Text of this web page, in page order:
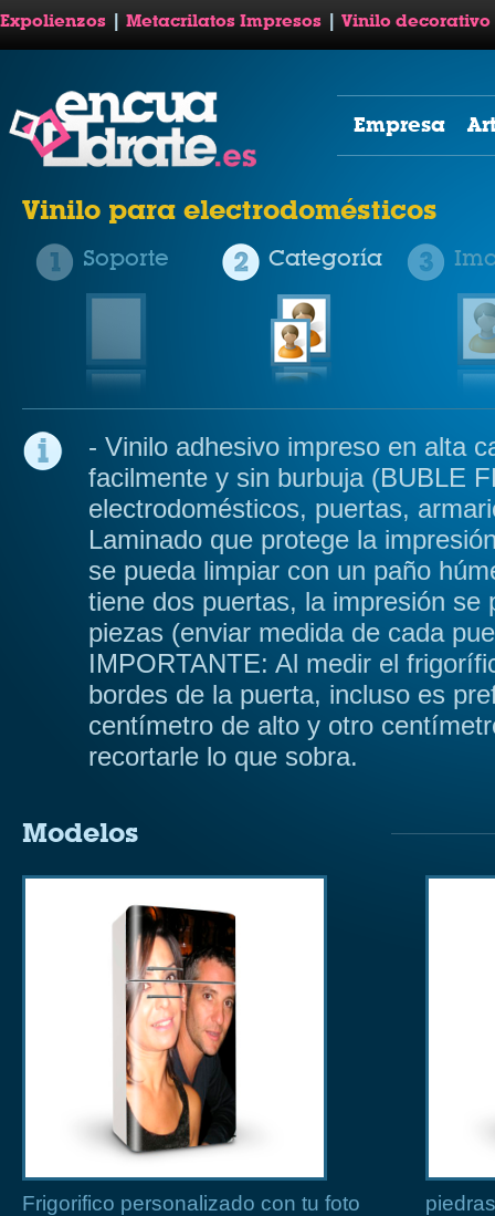
Expolienzos Metacrilatos Impresos Vinilo decorativo
Empresa
Vinilo para electrodomésticos
Soporte Categoría
- Vinilo adhesivo impreso en alta
facilmente y sin burbuja (BUBLE
electrodomésticos, puertas,
Laminado que protege la
se pueda limpiar con un paño
tiene dos puertas, la impresión se
piezas (enviar medida de cada
IMPORTANTE: Al medir el
bordes de la puerta, incluso es
centímetro de alto y otro
recortarle lo que sobra.
Modelos
Frigorifico personalizado con tu foto